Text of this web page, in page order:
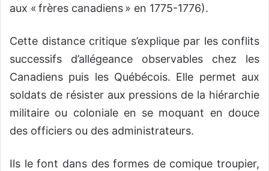
aux « frères canadiens » en 1775-1776).
Cette distance critique s’explique par les conflits
successifs d’allégeance observables chez les
Canadiens puis les Québécois. Elle permet aux
soldats de résister aux pressions de la hiérarchie
militaire ou coloniale en se moquant en douce
des officiers ou des administrateurs.
Ils le font dans des formes de comique troupier,